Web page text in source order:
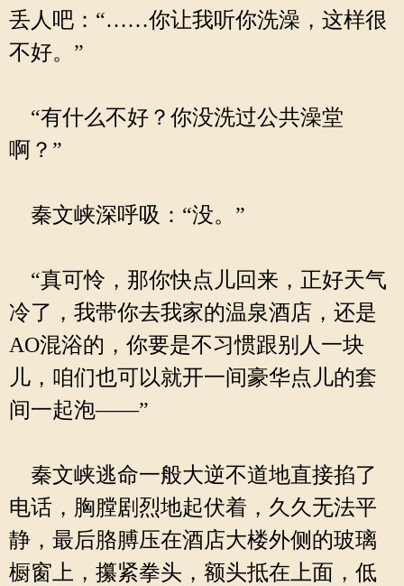
丢人吧：“……你让我听你洗澡，这样很
不好。”
“有什么不好？你没洗过公共澡堂
啊？”
秦文峡深呼吸：“没。”
“真可怜，那你快点儿回来，正好天气
冷了，我带你去我家的温泉酒店，还是
AO混浴的，你要是不习惯跟别人一块
儿，咱们也可以就开一间豪华点儿的套
间一起泡——”
秦文峡逃命一般大逆不道地直接掐了
电话，胸膛剧烈地起伏着，久久无法平
静，最后胳膊压在酒店大楼外侧的玻璃
橱窗上，攥紧拳头，额头抵在上面，低